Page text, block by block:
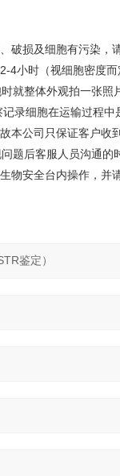
破损及细胞有污染，
4小时（视细胞密度
就整体外观拍一张
录细胞在运输过程中
本公司只保证客户收
题后客服人员沟通的
物安全台内操作，并